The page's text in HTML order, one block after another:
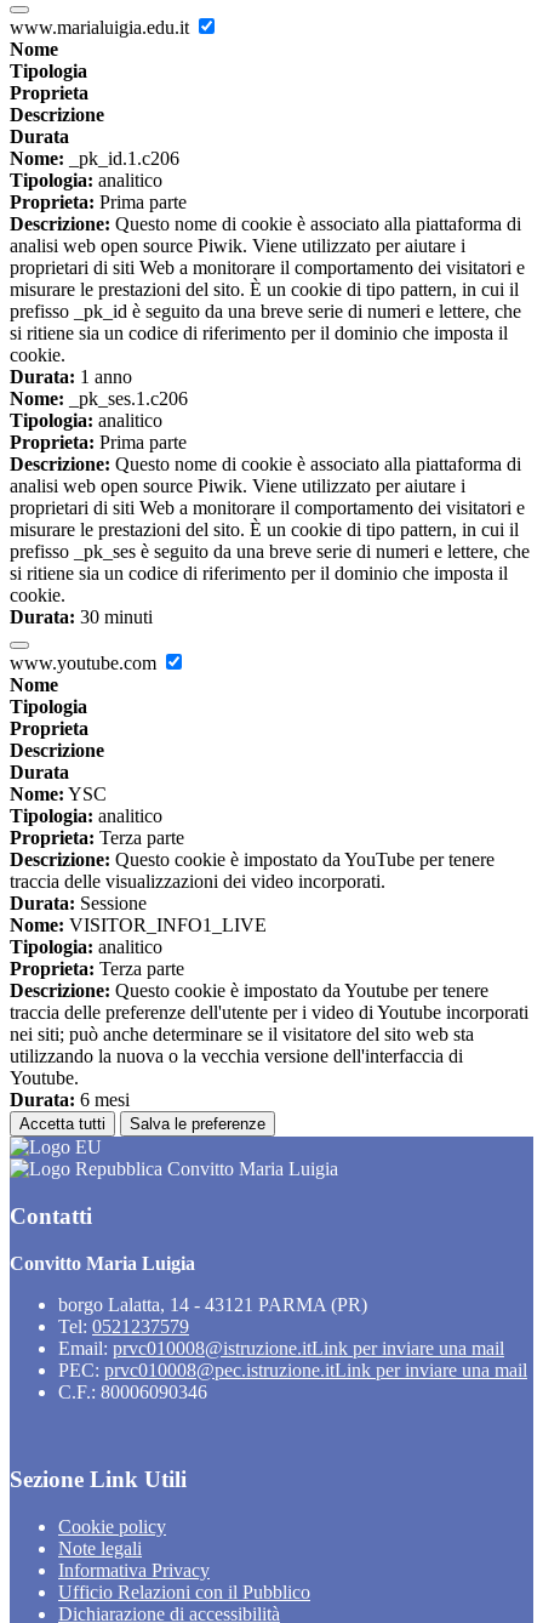
www.marialuigia.edu.it
Nome
Tipologia
Proprieta
Descrizione
Durata
Nome: _pk_id.1.c206
Tipologia: analitico
Proprieta: Prima parte
Descrizione: Questo nome di cookie è associato alla piattaforma di
analisi web open source Piwik. Viene utilizzato per aiutare i
proprietari di siti Web a monitorare il comportamento dei visitatori e
misurare le prestazioni del sito. È un cookie di tipo pattern, in cui il
prefisso _pk_id è seguito da una breve serie di numeri e lettere, che
si ritiene sia un codice di riferimento per il dominio che imposta il
cookie.
Durata: 1 anno
Nome: _pk_ses.1.c206
Tipologia: analitico
Proprieta: Prima parte
Descrizione: Questo nome di cookie è associato alla piattaforma di
analisi web open source Piwik. Viene utilizzato per aiutare i
proprietari di siti Web a monitorare il comportamento dei visitatori e
misurare le prestazioni del sito. È un cookie di tipo pattern, in cui il
prefisso _pk_ses è seguito da una breve serie di numeri e lettere, che
si ritiene sia un codice di riferimento per il dominio che imposta il
cookie.
Durata: 30 minuti
www.youtube.com
Nome
Tipologia
Proprieta
Descrizione
Durata
Nome: YSC
Tipologia: analitico
Proprieta: Terza parte
Descrizione: Questo cookie è impostato da YouTube per tenere
traccia delle visualizzazioni dei video incorporati.
Durata: Sessione
Nome: VISITOR_INFO1_LIVE
Tipologia: analitico
Proprieta: Terza parte
Descrizione: Questo cookie è impostato da Youtube per tenere
traccia delle preferenze dell'utente per i video di Youtube incorporati
nei siti; può anche determinare se il visitatore del sito web sta
utilizzando la nuova o la vecchia versione dell'interfaccia di
Youtube.
Durata: 6 mesi
Accetta tutti Salva le preferenze
Convitto Maria Luigia
Contatti
Convitto Maria Luigia
borgo Lalatta, 14 - 43121 PARMA (PR)
Tel: 0521237579
Email: prvc010008@istruzione.itLink per inviare una mail
PEC: prvc010008@pec.istruzione.itLink per inviare una mail
C.F.: 80006090346
Sezione Link Utili
Cookie policy
Note legali
Informativa Privacy
Ufficio Relazioni con il Pubblico
Dichiarazione di accessibilità